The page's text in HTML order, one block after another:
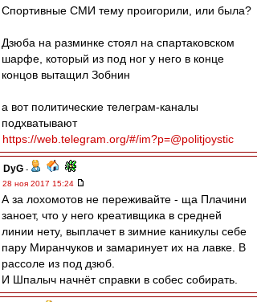
Спортивные СМИ тему проигорили, или была?
Дзюба на разминке стоял на спартаковском
шарфе, который из под ног у него в конце
концов вытащил Зобнин
а вот политические телеграм-каналы
подхватывают
https://web.telegram.org/#/im?p=@politjoystic
DyG -
28 ноя 2017 15:24
А за лохомотов не переживайте - ща Плачини
заноет, что у него креативщика в средней
линии нету, выплачет в зимние каникулы себе
пару Миранчуков и замаринует их на лавке. В
рассоле из под дзюб.
И Шпалыч начнёт справки в собес собирать.